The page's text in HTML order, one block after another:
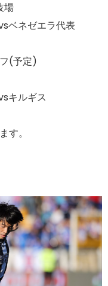
場
ベネゼエラ代表
(予定)
キルギス
す。